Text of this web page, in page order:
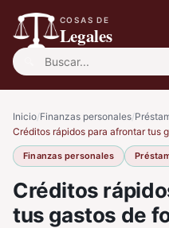
COSAS DE
Legales
Buscar:
Inicio/Finanzas personales/
Créditos rápidos para afrontar tus
Finanzas personales
Créditos
tus gastos de